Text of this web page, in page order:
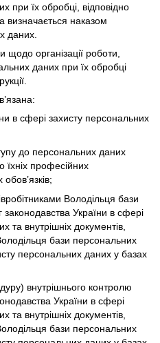
при їх обробці, відповідно
визначається наказом
даних.
щодо організації роботи,
даних при їх обробці
в сфері захисту персональних
до персональних даних
їхніх професійних
Володільця бази
України в сфері
та внутрішніх документів,
бази персональних
персональних даних у базах
внутрішнього контролю
України в сфері
та внутрішніх документів,
бази персональних